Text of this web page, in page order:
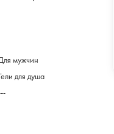
мужчин
Гели для душа